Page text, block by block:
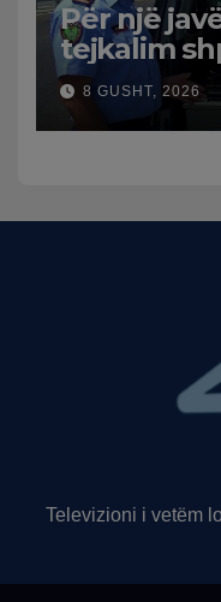
Për një
tejkalim
publikon
trafikut së
funksion
8 GUSHT, 2026
Televizioni i vetëm